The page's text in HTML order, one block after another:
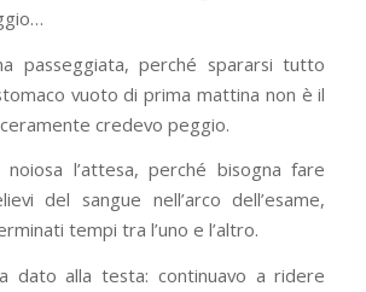
passeggiata, perché spararsi tutto
vuoto di prima mattina non è il
credevo peggio.
l’attesa, perché bisogna fare
del sangue nell’arco dell’esame,
tempi tra l’uno e l’altro.
dato alla testa: continuavo a ridere